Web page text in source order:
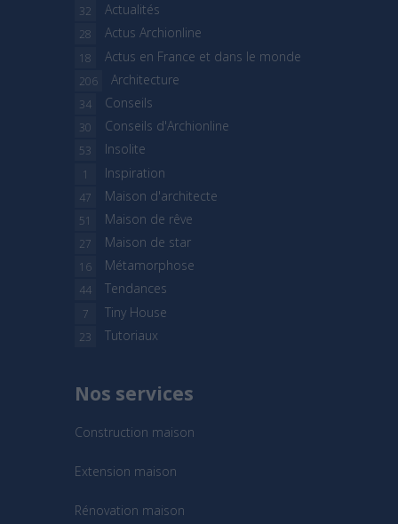
Actualités
32
Actus Archionline
28
Actus en France et dans le monde
18
Architecture
206
Conseils
34
Conseils d'Archionline
30
Insolite
53
Inspiration
1
Maison d'architecte
47
Maison de rêve
51
Maison de star
27
Métamorphose
16
Tendances
44
Tiny House
7
Tutoriaux
23
Nos services
Construction maison
Extension maison
Rénovation maison